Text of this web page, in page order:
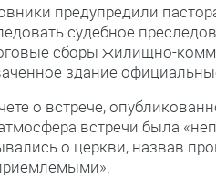
предупредили
судебное
сборы жилищно-
здание
о встрече,
встречи была
о церкви, назвав